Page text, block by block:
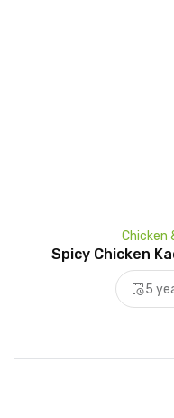
Chicken
Spicy Chicken
5